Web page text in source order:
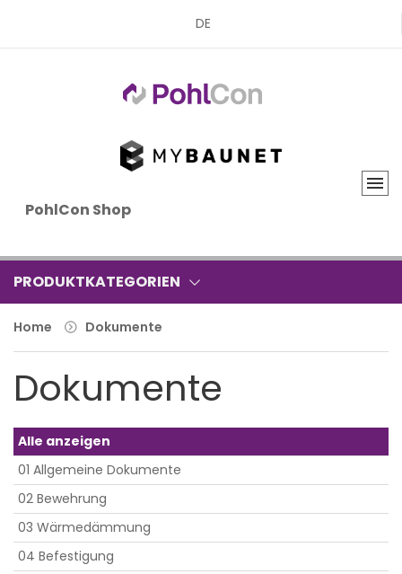
DE
PohlCon Shop
PRODUKTKATEGORIEN
Home Dokumente
Dokumente
Alle anzeigen
01 Allgemeine Dokumente
02 Bewehrung
03 Wärmedämmung
04 Befestigung